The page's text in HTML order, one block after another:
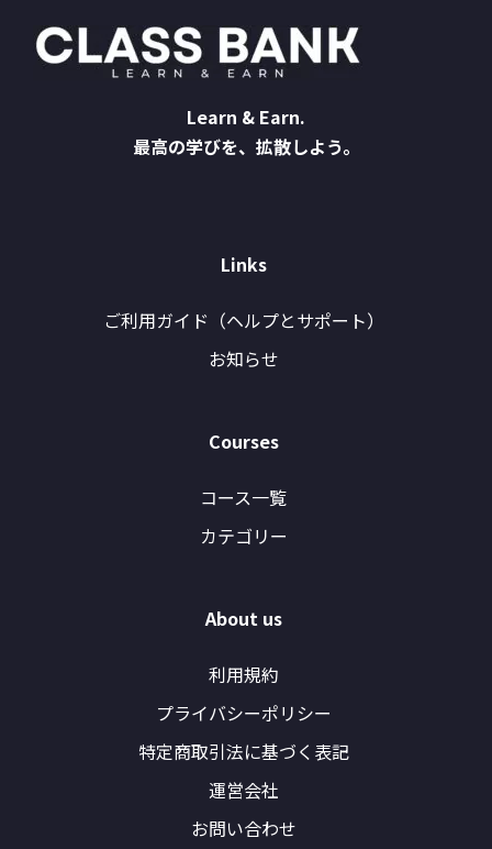
Learn & Earn.
最高の学びを、拡散しよう。
Links
ご利用ガイド（ヘルプとサポート）
お知らせ
Courses
コース一覧
カテゴリー
About us
利用規約
プライバシーポリシー
特定商取引法に基づく表記
運営会社
お問い合わせ